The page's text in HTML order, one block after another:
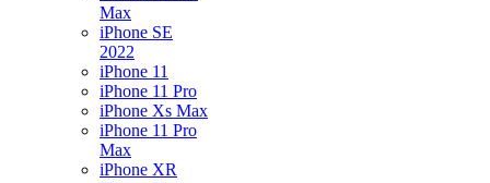
Max
iPhone SE
2022
iPhone 11
iPhone 11 Pro
iPhone Xs Max
iPhone 11 Pro
Max
iPhone XR